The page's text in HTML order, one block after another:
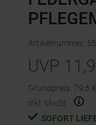
Artikelnummer:
UVP
Grundpreis: 79.6
inkl. MwSt.
SOFORT